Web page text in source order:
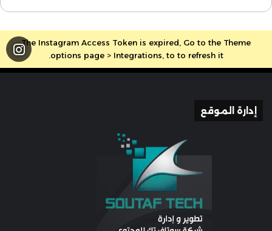
The Instagram Access Token is expired, Go to the Theme
options page > Integrations, to to refresh it.
إدارة الموقع